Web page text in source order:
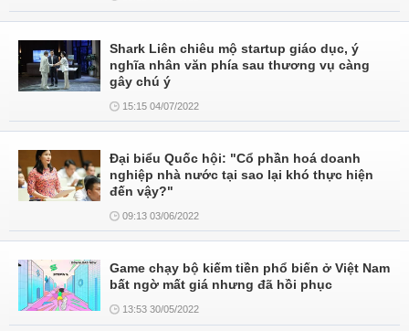
Shark Liên chiêu mộ startup giáo dục, ý
nghĩa nhân văn phía sau thương vụ càng
gây chú ý
15:15 04/07/2022
Đại biểu Quốc hội: "Cổ phần hoá doanh
nghiệp nhà nước tại sao lại khó thực hiện
đến vậy?"
09:13 03/06/2022
Game chạy bộ kiếm tiền phổ biến ở Việt Nam
bất ngờ mất giá nhưng đã hồi phục
13:53 30/05/2022